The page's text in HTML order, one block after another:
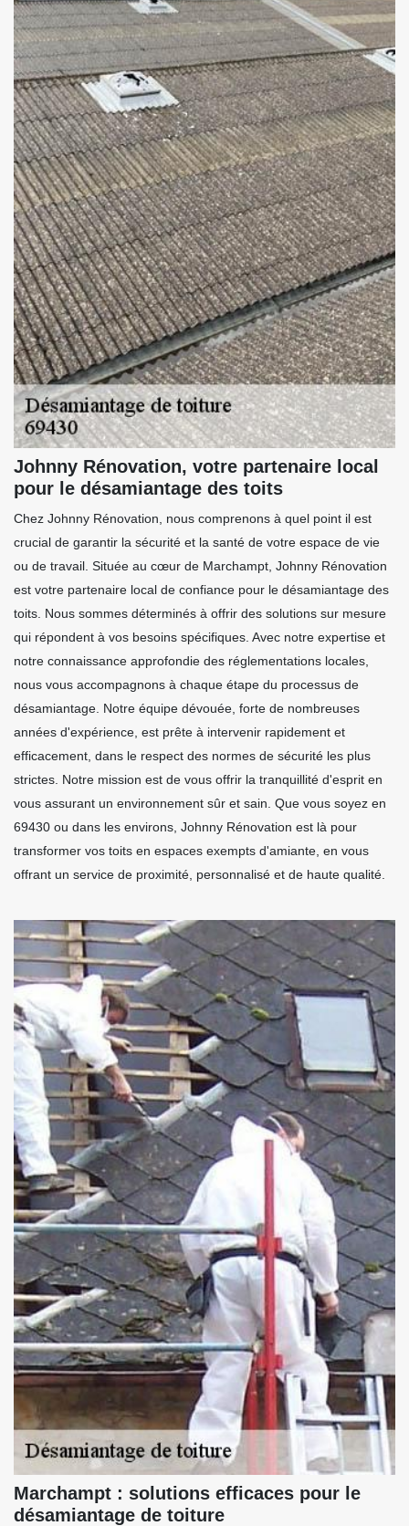
Johnny Rénovation, votre partenaire local
pour le désamiantage des toits
Chez Johnny Rénovation, nous comprenons à quel point il est
crucial de garantir la sécurité et la santé de votre espace de vie
ou de travail. Située au cœur de Marchampt, Johnny Rénovation
est votre partenaire local de confiance pour le désamiantage des
toits. Nous sommes déterminés à offrir des solutions sur mesure
qui répondent à vos besoins spécifiques. Avec notre expertise et
notre connaissance approfondie des réglementations locales,
nous vous accompagnons à chaque étape du processus de
désamiantage. Notre équipe dévouée, forte de nombreuses
années d'expérience, est prête à intervenir rapidement et
efficacement, dans le respect des normes de sécurité les plus
strictes. Notre mission est de vous offrir la tranquillité d'esprit en
vous assurant un environnement sûr et sain. Que vous soyez en
69430 ou dans les environs, Johnny Rénovation est là pour
transformer vos toits en espaces exempts d'amiante, en vous
offrant un service de proximité, personnalisé et de haute qualité.
Marchampt : solutions efficaces pour le
désamiantage de toiture